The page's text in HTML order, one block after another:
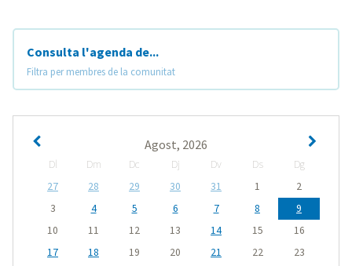
Consulta l'agenda de...
Filtra per membres de la comunitat
Agost, 2026
Dl Dm Dc Dj Dv Ds
Dg
27
28 29 30 31 1
2
3
4 5 6 7 8
9
10
11 12 13 14 15
16
17
18 19 20 21 22
23